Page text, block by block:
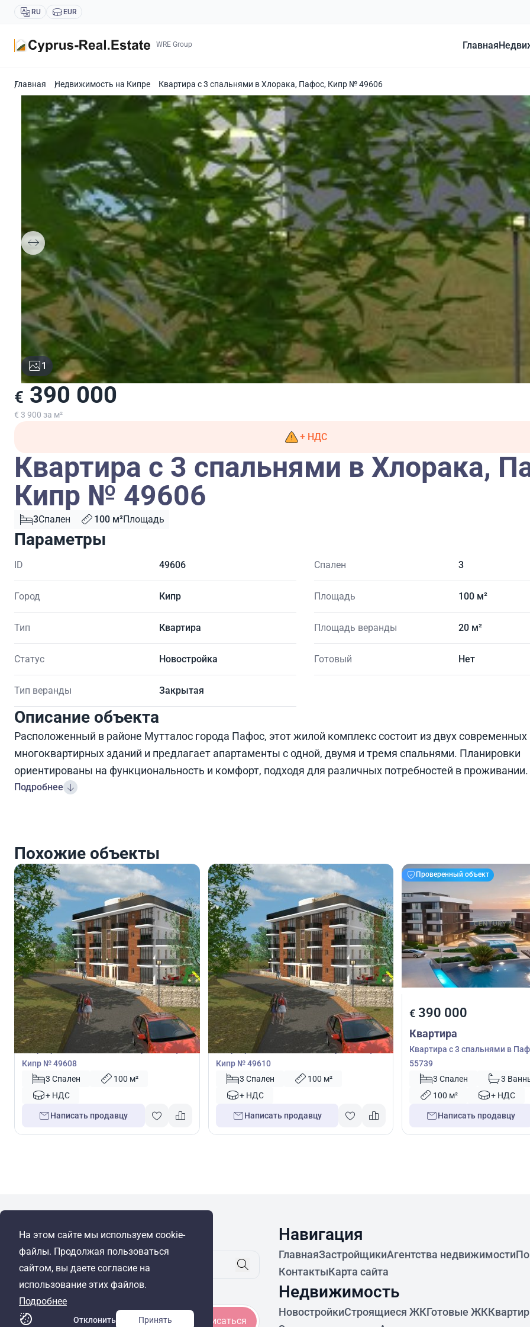
RU EUR
WRE Group Главная
Главная Недвижимость на Кипре Квартира с 3 спальнями в Хлорака, Пафос, Кипр № 49606
1
€ 390 000
€ 3 900 за м²
+ НДС
Квартира с 3 спальнями в Хлорака,
Кипр № 49606
3Спален 100 м²Площадь
Параметры
ID 49606
Город Кипр
Тип Квартира
Статус Новостройка
Тип веранды Закрытая
Спален 3
Площадь 100 м²
Площадь веранды 20 м²
Готовый Нет
Описание объекта
Расположенный в районе Мутталос города Пафос, этот жилой комплекс состоит из двух современных
многоквартирных зданий и предлагает апартаменты с одной, двумя и тремя спальнями. Планировки
ориентированы на функциональность и комфорт, подходя для различных потребностей в проживании.
Подробнее
Похожие объекты
€390 000
Квартира
Квартира с 3 спальнями в Хлорака, Пафос,
Кипр № 49608
3 Спален
100 м²
+ НДС
Написать продавцу
€390 000
Квартира
Квартира с 3 спальнями в Хлорака, Пафос,
Кипр № 49610
3 Спален
100 м²
+ НДС
Написать продавцу
Проверенный объект
€ 390 000
Квартира
Квартира с 3 спальнями в
55739
3 Спален
3
100 м²
+ НДС
Написать продавцу
На этом сайте мы используем cookie-
файлы. Продолжая пользоваться
сайтом, вы даете согласие на
использование этих файлов.
Подробнее
Отклонить Принять
© Cyprus Realestate 2026. Все права защищены!
Будьте в курсе
Подписаться
Навигация
ГлавнаяЗастройщикиАгентства недвижимости
КонтактыКарта сайта
Недвижимость
НовостройкиСтроящиеся ЖКГотовые ЖК